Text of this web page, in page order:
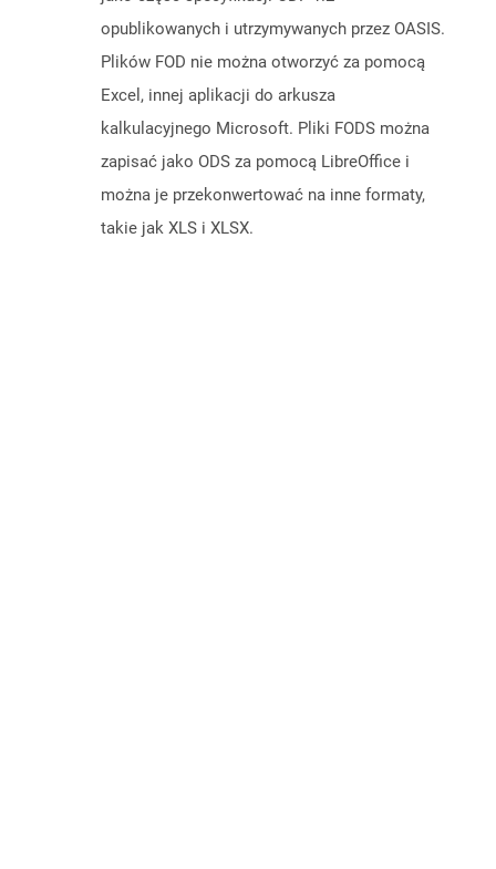
opublikowanych i utrzymywanych przez OASIS.
Plików FOD nie można otworzyć za pomocą
Excel, innej aplikacji do arkusza
kalkulacyjnego Microsoft. Pliki FODS można
zapisać jako ODS za pomocą LibreOffice i
można je przekonwertować na inne formaty,
takie jak XLS i XLSX.